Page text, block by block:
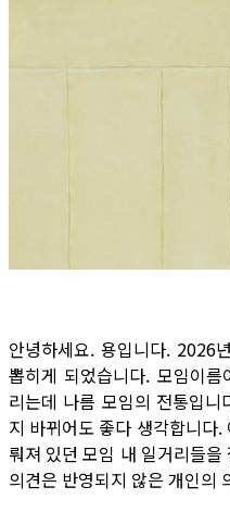
안녕하세요. 용입니다. 2026
뽑히게 되었습니다. 모임이
리는데 나름 모임의 전통입
지 바뀌어도 좋다 생각합니다
뤄져 있던 모임 내 일거리들
의견은 반영되지 않은 개인의